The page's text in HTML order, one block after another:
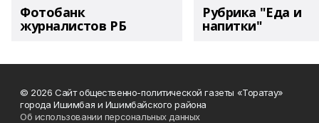
Фотобанк
журналистов РБ
Рубрика "Еда и
напитки"
© 2026 Сайт общественно-политической газеты «Торатау»
города Ишимбая и Ишимбайского района
Об использовании персональных данных